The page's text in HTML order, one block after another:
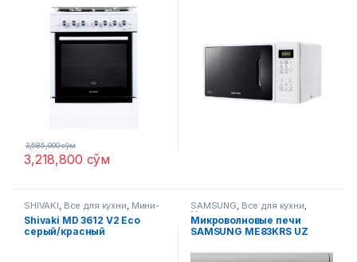
3,218,800 сўм
3,585,000сўм
SHIVAKI, Все для кухни, Мини-
печи
Shivaki MD 3612 V2 Eco
серый/красный
SAMSUNG, Все для кухни,
Микроволновые печи
Микроволновые печи
SAMSUNG ME83KRS UZ